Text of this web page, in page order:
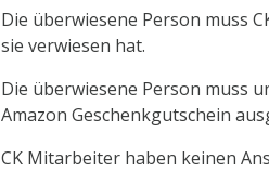
Die überwiesene Person muss
sie verwiesen hat.
Die überwiesene Person muss
Amazon Geschenkgutschein
CK Mitarbeiter haben keinen